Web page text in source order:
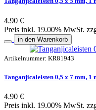
4.90 €
Preis inkl. 19.00% MwSt.
in den Warenkorb
Artikelnummer: KR81943
Tanganjicaleisten 0,5 x 7 mm, 1
4.90 €
Preis inkl. 19.00% MwSt.